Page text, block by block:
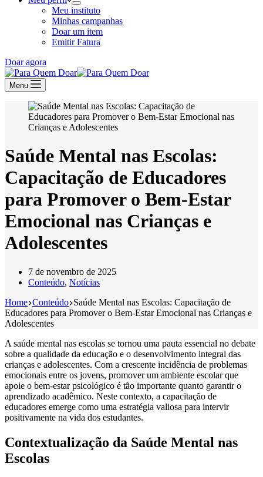
Meu instituto
Minhas campanhas
Doar um item
Emitir Fatura
Doar agora
Menu
Saúde Mental nas Escolas:
Capacitação de Educadores
para Promover o Bem-Estar
Emocional nas Crianças e
Adolescentes
7 de novembro de 2025
Conteúdo, Notícias
Home Conteúdo Saúde Mental nas Escolas: Capacitação de
Educadores para Promover o Bem-Estar Emocional nas Crianças e
Adolescentes
A saúde mental nas escolas se tornou uma pauta essencial no debate
sobre a qualidade da educação e o desenvolvimento integral das
crianças e adolescentes. Com a crescente incidência de problemas
emocionais entre os jovens, promover um ambiente escolar que
apoie o bem-estar psicológico é tão importante quanto garantir o
aprendizado acadêmico. Neste contexto, a capacitação de
educadores emerge como uma estratégia valiosa para intervir
positivamente na vida dos estudantes.
Contextualização da Saúde Mental nas
Escolas